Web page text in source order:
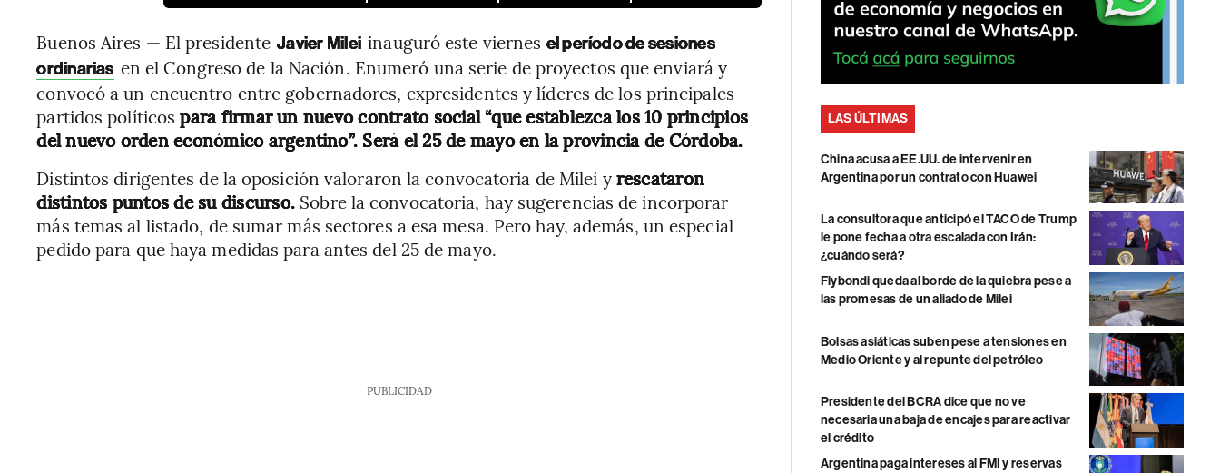
Buenos Aires — El presidente Javier Milei inauguró este viernes el período de sesiones
ordinarias en el Congreso de la Nación. Enumeró una serie de proyectos que enviará y
convocó a un encuentro entre gobernadores, expresidentes y líderes de los principales
partidos políticos para firmar un nuevo contrato social “que establezca los 10 principios
del nuevo orden económico argentino”. Será el 25 de mayo en la provincia de Córdoba.
Distintos dirigentes de la oposición valoraron la convocatoria de Milei yrescataron
distintos puntos de su discurso. Sobre la convocatoria, hay sugerencias de incorporar
más temas al listado, de sumar más sectores a esa mesa. Pero hay, además, un especial
pedido para que haya medidas para antes del 25 de mayo.
PUBLICIDAD
LAS ÚLTIMAS
China acusa a EE.UU. de intervenir en
Argentina por un contrato con Huawei
La consultora que anticipó el TACO de Trump
le pone fecha a otra escalada con Irán:
¿cuándo será?
Flybondi queda al borde de la quiebra pese a
las promesas de un aliado de Milei
Bolsas asiáticas suben pese a tensiones en
Medio Oriente y al repunte del petróleo
Presidente del BCRA dice que no ve
necesaria una baja de encajes para reactivar
el crédito
Argentina paga intereses al FMI y reservas